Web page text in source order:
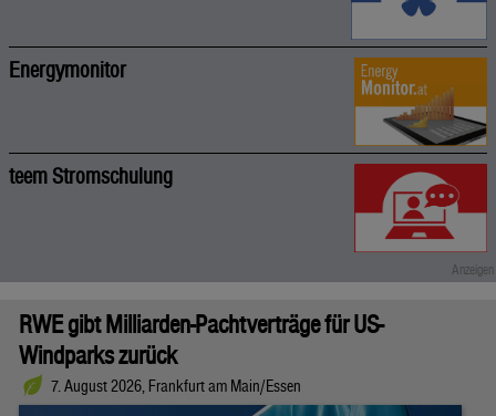
Energymonitor
teem Stromschulung
RWE gibt Milliarden-Pachtverträge für US-
Windparks zurück
7. August 2026, Frankfurt am Main/Essen